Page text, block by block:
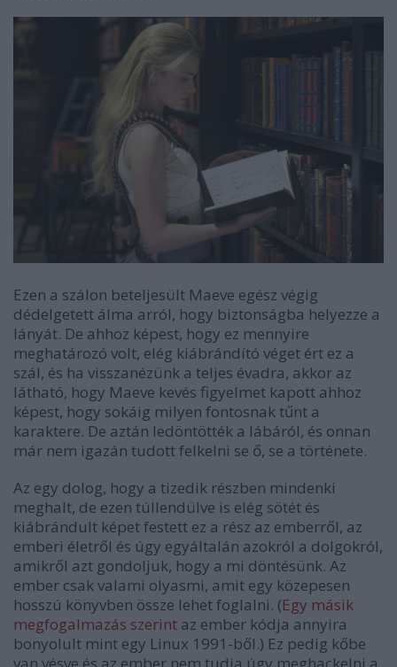
Ezen a szálon beteljesült Maeve egész végig
dédelgetett álma arról, hogy biztonságba helyezze a
lányát. De ahhoz képest, hogy ez mennyire
meghatározó volt, elég kiábrándító véget ért ez a
szál, és ha visszanézünk a teljes évadra, akkor az
látható, hogy Maeve kevés figyelmet kapott ahhoz
képest, hogy sokáig milyen fontosnak tűnt a
karaktere. De aztán ledöntötték a lábáról, és onnan
már nem igazán tudott felkelni se ő, se a története.
Az egy dolog, hogy a tizedik részben mindenki
meghalt, de ezen túllendülve is elég sötét és
kiábrándult képet festett ez a rész az emberről, az
emberi életről és úgy egyáltalán azokról a dolgokról,
amikről azt gondoljuk, hogy a mi döntésünk. Az
ember csak valami olyasmi, amit egy közepesen
hosszú könyvben össze lehet foglalni. (Egy másik
megfogalmazás szerint az ember kódja annyira
bonyolult mint egy Linux 1991-ből.) Ez pedig kőbe